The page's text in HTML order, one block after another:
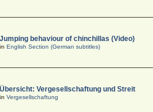
Jumping behaviour of chinchillas (Video)
inEnglish Section (German subtitles)
Übersicht: Vergesellschaftung und Streit
inVergesellschaftung